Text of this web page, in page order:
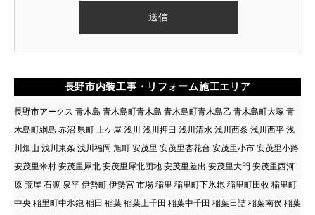
長野市内装工事・リフォーム施工エリア
長野市アークス 青木島 青木島町青木島 青木島町青木島乙 青木島町大塚 青
木島町綱島 赤沼 県町 上ケ屋 浅川 浅川押田 浅川清水 浅川西条 浅川西平 浅
川畑山 浅川東条 浅川福岡 旭町 安茂里 安茂里杏花台 安茂里小市 安茂里小路
安茂里米村 安茂里犀北 安茂里犀北団地 安茂里差出 安茂里大門 安茂里西河
原 荒屋 石渡 泉平 伊勢町 伊勢宮 市場 稲里 稲里町下氷鉋 稲里町田牧 稲里町
中央 稲里町中氷鉋 稲田 稲葉 稲葉上千田 稲葉中千田 稲葉日詰 稲葉南俣 稲葉